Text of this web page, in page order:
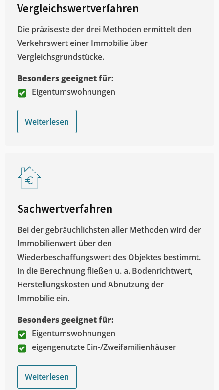
Vergleichswertverfahren
Die präziseste der drei Methoden ermittelt den
Verkehrswert einer Immobilie über
Vergleichsgrundstücke.
Besonders geeignet für:
Eigentumswohnungen
Weiterlesen
Sachwertverfahren
Bei der gebräuchlichsten aller Methoden wird der
Immobilienwert über den
Wiederbeschaffungswert des Objektes bestimmt.
In die Berechnung fließen u. a. Bodenrichtwert,
Herstellungskosten und Abnutzung der
Immobilie ein.
Besonders geeignet für:
Eigentumswohnungen
eigengenutzte Ein-/Zweifamilienhäuser
Weiterlesen